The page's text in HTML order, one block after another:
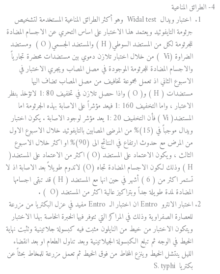
4- الطرائق المناعية
اختبار ويدال Widal test وهو أكثر الطرائق المناعية المستخدمة لتشخيص
جرثومة التايفوئيد ويعتمد هذا الاختبار على اساس التحري عن الاجسام المضادة
للجرثومة لكل من المستضد السوطي( H ) والمستضد الجسمي( O ) ومستضد
الضراوة (Vi ) من خلال اختبار تلازن دموي بين مستضدات محضرة تجارياً
والاجسام المضادة للجرثومة الموجودة في مصل المصاب ويجري الاختبار في
الاسبوع الثاني اذ تعمل مجموعة تخافيف من مصل المصاب تضاف اليها
مستضدات ( H ) و( O ) واذا حصل تلازن في تخفيف 80 :1 لاتؤخذ بنظر
الاعتبار ، واما التخفيف 160 :1 فيعد مؤشراً على الاصابة بهذه الجرثومة اما
المستضد( Vi ) فأن التخفيف 20 :1 يعد مؤشر لوجود الاصابة . يكون اختبار
ويدال موجباً في (15)% من المرضى المصابين بالتايفوئيد خلال الاسبوع الاول
من المرض مع حدوث ارتفاع في النتائج الى (90)% او اكثر خلال الاسبوع
الثالث ، ويكون الاعتماد على المستضد (O ) اكثر من الاعتماد على المستضد(
H ) وذلك لكون الاجسام المضادة تجاه (O) لاتدوم طويلاً بعد الاصابة اذ لا
تستمر اكثر من ( 6 ) أشهر في حين انها مع المستضد ( H ) قد تبقى اجسامها
المضادة لمدة طويلة جداً وبتراكيز عالية اكثر من المستضد (O ) .
اختبار الانترو Entro ان اختبار الـ Entro مفيد في عزل البكتريا من مزرعة
للعصارة الصفراوية وذلك في المراكز التي تتوفر فيها الخبرة الخاصة بهذا الاختبار
ويتكون الاختبار من خيط من النايلون مثبت فيه كبسولة جلاتينية وتثبت نهاية
الخيط في الوجه ثم تبلع الكبسولة الجيلاتينية وبعد تناول الطعام او بعد انقضاء
الليل ينتشل الخيط وينزع المخاط من فوق الخيط ثم تعمل مزرعة للمخاط بحثاً عن
بكتريا S. typhi